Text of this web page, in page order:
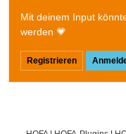
Mit deinem Input
werden 💗
Registrieren